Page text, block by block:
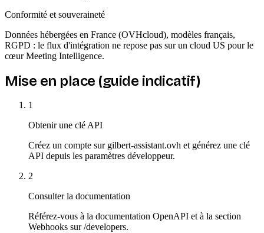
Conformité et souveraineté
Données hébergées en France (OVHcloud), modèles français,
RGPD : le flux d'intégration ne repose pas sur un cloud US pour le
cœur Meeting Intelligence.
Mise en place (guide indicatif)
1
Obtenir une clé API
Créez un compte sur gilbert-assistant.ovh et générez une clé
API depuis les paramètres développeur.
2
Consulter la documentation
Référez-vous à la documentation OpenAPI et à la section
Webhooks sur /developers.